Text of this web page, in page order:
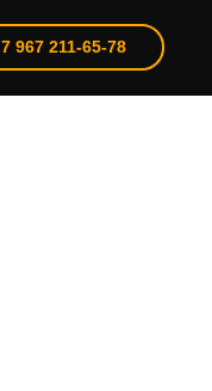
7 967 211-65-78